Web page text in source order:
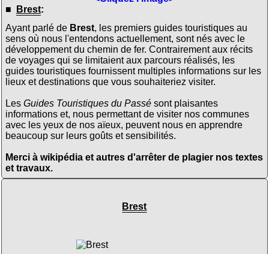
■
Brest:
Ayant parlé de Brest, les premiers guides touristiques au
sens où nous l'entendons actuellement, sont nés avec le
développement du chemin de fer. Contrairement aux récits
de voyages qui se limitaient aux parcours réalisés, les
guides touristiques fournissent multiples informations sur les
lieux et destinations que vous souhaiteriez visiter.
Les Guides Touristiques du Passésont plaisantes
informations et, nous permettant de visiter nos communes
avec les yeux de nos aïeux, peuvent nous en apprendre
beaucoup sur leurs goûts et sensibilités.
Merci à wikipédia et autres d'arrêter de plagier nos textes
et travaux.
Brest